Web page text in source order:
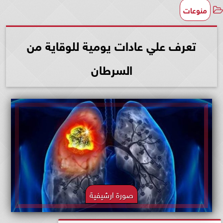
منوعات
تعرف علي عادات يومية للوقاية من
السرطان
صورة ارشيفية